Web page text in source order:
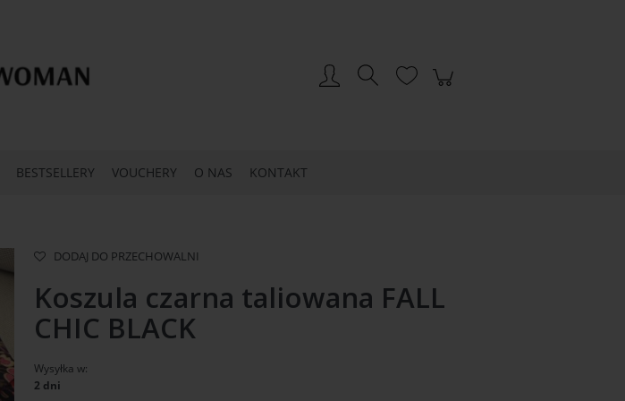
BESTSELLERY VOUCHERY O NAS KONTAKT
DODAJ DO PRZECHOWALNI
Koszula czarna taliowana FALL
CHIC BLACK
Wysyłka w:
2 dni